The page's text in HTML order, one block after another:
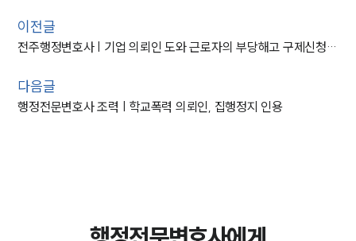
이전글
전주행정변호사 | 기업 의뢰인 도와 근로자의 부당해고 구제신청 기각
다음글
행정전문변호사 조력 | 학교폭력 의뢰인, 집행정지 인용